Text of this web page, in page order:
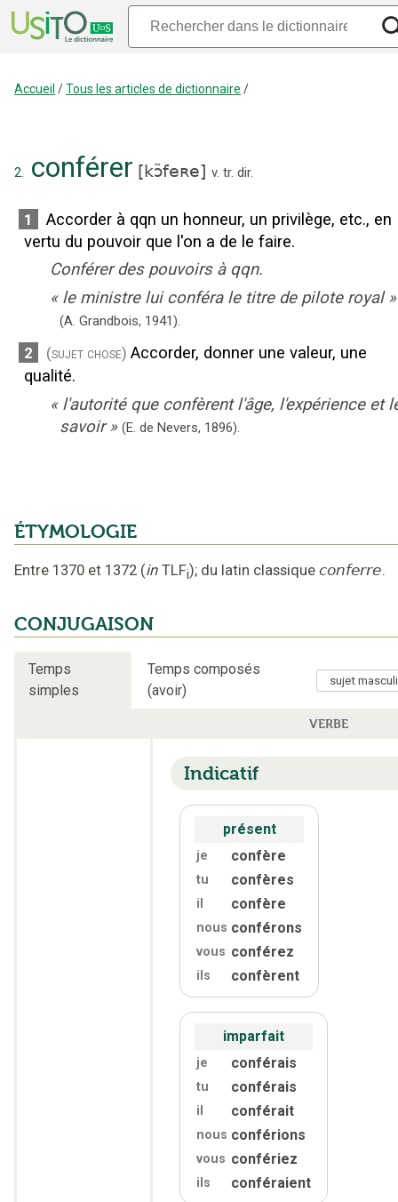
Accueil /Tous les articles de dictionnaire /
2. conférer [kɔ̃feʀe] v. tr. dir.
1
Accorder à qqn un honneur, un privilège, etc., en
vertu du pouvoir que l'on a de le faire.
Conférer des pouvoirs à qqn.
« le ministre lui conféra le titre de pilote royal »
(A. Grandbois, 1941).
2 (sujet chose) Accorder, donner une valeur, une
qualité.
« l'autorité que confèrent l'âge, l'expérience et
savoir » (E. de Nevers, 1896).
ÉTYMOLOGIE
Entre 1370 et 1372 (in TLFi); du latin classique conferre.
CONJUGAISON
Temps
simples
Temps composés
(avoir)
VERBE
Indicatif
présent
je confère
tu confères
il confère
nous conférons
vous conférez
ils confèrent
imparfait
je conférais
tu conférais
il conférait
nous conférions
vous confériez
ils conféraient